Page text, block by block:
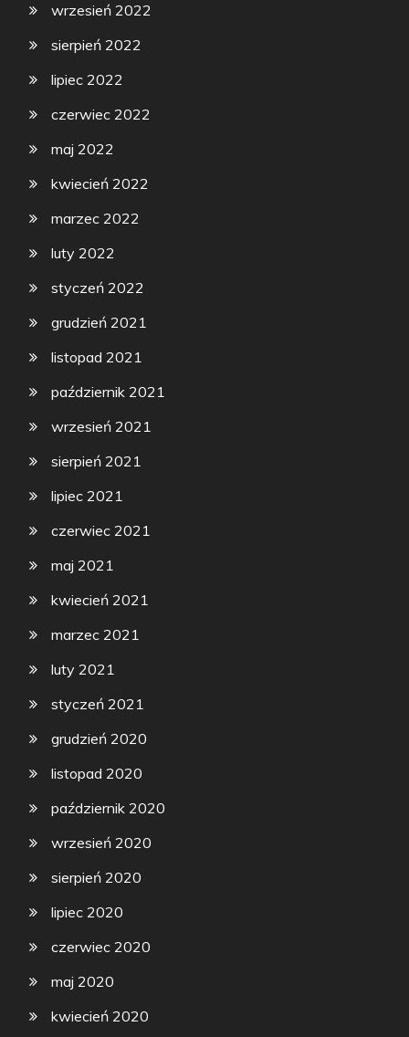
wrzesień 2022
sierpień 2022
lipiec 2022
czerwiec 2022
maj 2022
kwiecień 2022
marzec 2022
luty 2022
styczeń 2022
grudzień 2021
listopad 2021
październik 2021
wrzesień 2021
sierpień 2021
lipiec 2021
czerwiec 2021
maj 2021
kwiecień 2021
marzec 2021
luty 2021
styczeń 2021
grudzień 2020
listopad 2020
październik 2020
wrzesień 2020
sierpień 2020
lipiec 2020
czerwiec 2020
maj 2020
kwiecień 2020